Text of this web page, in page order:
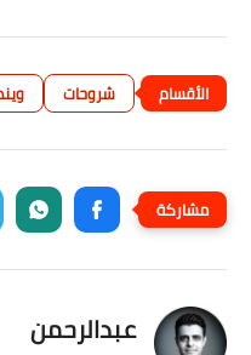
شروحات
عبدالرحمن